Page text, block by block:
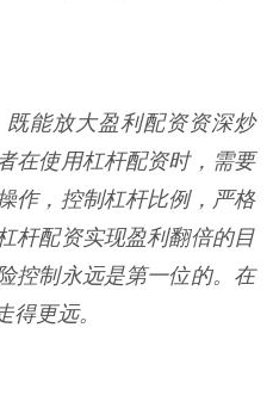
能放大盈利配资资深炒
在使用杠杆配资时，需要
作，控制杠杆比例，严格
杆配资实现盈利翻倍的目
控制永远是第一位的。在
得更远。